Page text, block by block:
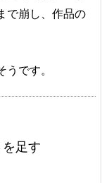
で崩し、作品の
です。
足す